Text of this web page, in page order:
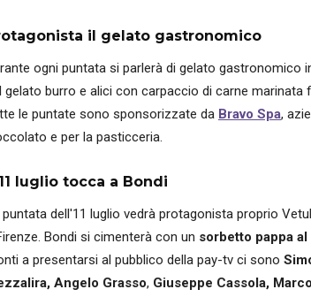
il gelato gastronomico
ogni puntata si parlerà di gelato gastronomico
gelato burro e alici con carpaccio di carne marinata
le puntate sono sponsorizzate da Bravo Spa,
e per la pasticceria.
luglio tocca a Bondi
puntata dell'11 luglio vedrà protagonista proprio
Bondi si cimenterà con un sorbetto pappa
a presentarsi al pubblico della pay-tv ci sono
Angelo Grasso, Giuseppe Cassola,